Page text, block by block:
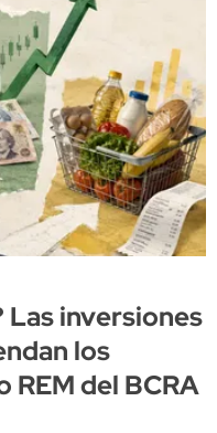
Las inversiones
los
REM del BCRA